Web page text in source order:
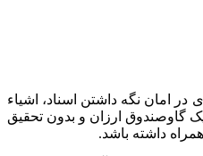
امان نگه داشتن اسناد، اشیاء
گاوصندوق ارزان و بدون تحقیق
داشته باشد.